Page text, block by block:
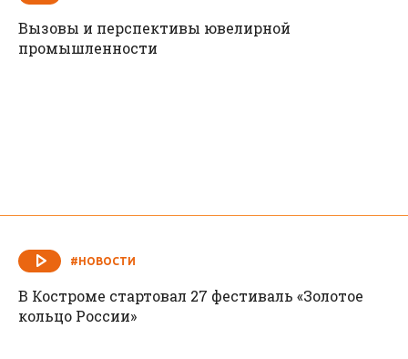
Вызовы и перспективы ювелирной
промышленности
#НОВОСТИ
В Костроме стартовал 27 фестиваль «Золотое
кольцо России»